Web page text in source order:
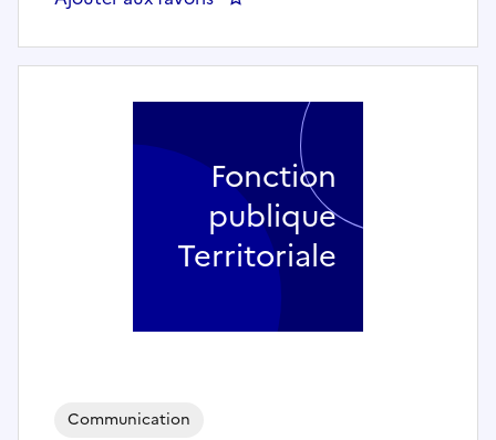
Communication
Fonction
publique
Territoriale